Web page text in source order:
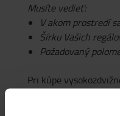
Musíte vedieť:
V akom prostredí
Šírku Vašich
Požadovaný
Pri kúpe
vodičov, ako aj Vaše
vysokozdvižného